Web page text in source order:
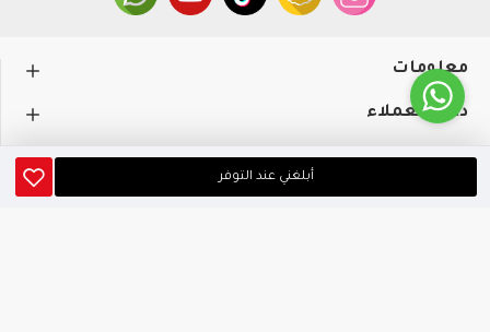
أبلغني عند التوفر
معلومات
دعم العملاء
حســـابي